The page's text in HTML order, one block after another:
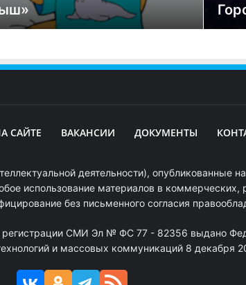
САЙТЕ ВАКАНСИИ ДОКУМЕНТЫ
деятельности), опубликованные
использование материалов в
без письменного согласия
регистрации СМИ Эл № ФС 77 - 82356 выдано
и массовых коммуникаций 8 декабря